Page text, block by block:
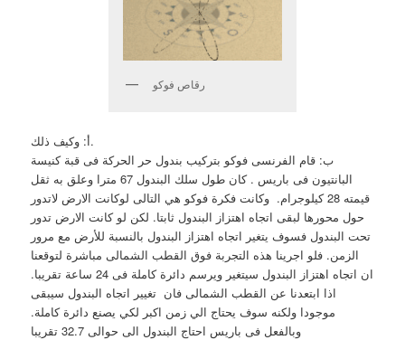
رقاص فوكو
أ: وكيف ذلك.
ب: قام الفرنسى فوكو بتركيب بندول حر الحركة فى قبة كنيسة
البانتيون فى باريس . كان طول سلك البندول 67 مترا وعلق به ثقل
قيمته 28 كيلوجرام. وكانت فكرة فوكو هي التالى لوكانت الارض لاتدور
حول محورها لبقى اتجاه اهتزاز البندول ثابتا. لكن لو كانت الارض تدور
تحت البندول فسوف يتغير اتجاه اهتزاز البندول بالنسبة للأرض مع مرور
الزمن. فلو اجرينا هذه التجربة فوق القطب الشمالى مباشرة لتوقعنا
ان اتجاه اهتزاز البندول سيتغير ويرسم دائرة كاملة فى 24 ساعة تقريبا.
اذا ابتعدنا عن القطب الشمالى فان تغيير اتجاه البندول سيبقى
موجودا ولكنه سوف يحتاج الي زمن اكبر لكي يصنع دائرة كاملة.
وبالفعل فى باريس احتاج البندول الى حوالى 32.7 تقريبا